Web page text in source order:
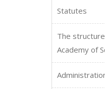
Statutes
The
Academy of